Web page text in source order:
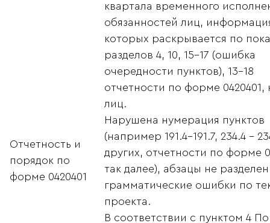
квартала временного
обязанностей лиц,
которых раскрывается по
разделов 4, 10, 15–17 (ошибка
очередности пунктов), 13-18
отчетности по форме 0420401,
лиц.
Отчетность и
порядок по
форме 0420401
Нарушена нумерация пунктов
(например 191.4-191.7, 234.4 –
других, отчетности по форме
так далее), абзацы не
грамматические ошибки по
проекта.
В соответствии с пунктом 4